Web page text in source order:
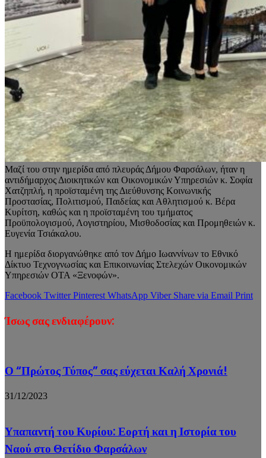
Μαζί του στην ημερίδα από πλευράς Δήμου Φαρσάλων, ήταν η
αντιδήμαρχος Διοικητικών και Οικονομικών Υπηρεσιών κ. Σοφία
Χατζηπλή, η προϊσταμένη της Διεύθυνσης Κοινωνικής
Προστασίας, Πολιτισμού, Παιδείας και Αθλητισμού κ. Βέρα
Κυρίτση, καθώς και η προϊσταμένη του τμήματος
Προϋπολογισμού, Λογιστηρίου, Μισθοδοσίας και Προμηθειών κ.
Ευγενία Τσιάκαλου.
Η ημερίδα διοργανώθηκε από τον Δήμο Ιωαννίνων το Εθνικό
Δίκτυο Τεχνογνωσίας και Επικοινωνίας Στελεχών Οικονομικών
Υπηρεσιών ΟΤΑ «Ξενοφών».
Facebook Twitter Pinterest WhatsApp Viber Share via Email Print
Ίσως σας ενδιαφέρουν:
Ο “Πρώτος Τύπος” σας εύχεται Καλή Χρονιά!
31/12/2023
Υπαπαντή του Κυρίου: Εορτή και η Ιστορία του
Ναού στο Θετίδιο Φαρσάλων